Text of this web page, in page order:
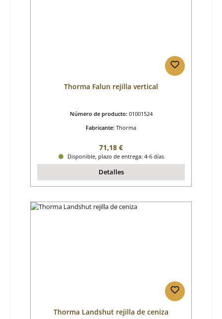
Thorma Falun rejilla vertical
Número de producto: 01001524
Fabricante: Thorma
Precio normal:
71,18 €
Disponible, plazo de entrega: 4-6 días
Detalles
Thorma Landshut rejilla de ceniza